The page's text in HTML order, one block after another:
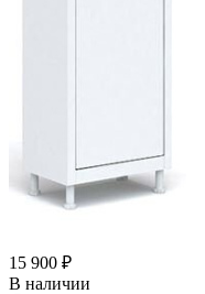
15 900 ₽
В наличии